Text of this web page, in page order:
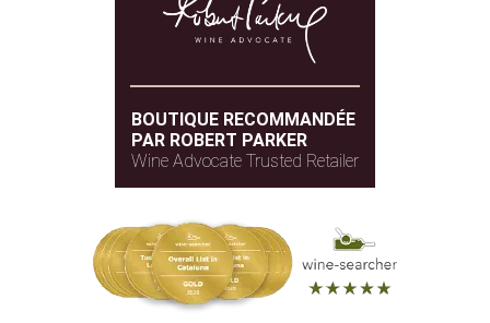
BOUTIQUE RECOMMANDÉE
PAR ROBERT PARKER
Wine Advocate Trusted Retailer